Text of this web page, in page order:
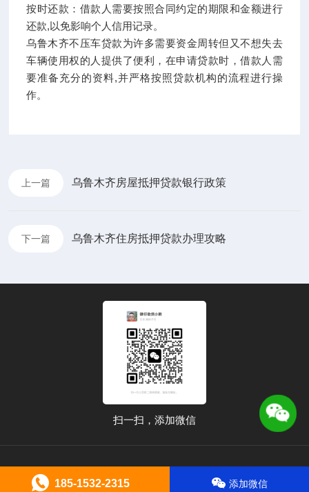
按时还款：借款人需要按照合同约定的期限和金额进行
还款,以免影响个人信用记录。
乌鲁木齐不压车贷款为许多需要资金周转但又不想失去
车辆使用权的人提供了便利，在申请贷款时，借款人需
要准备充分的资料,并严格按照贷款机构的流程进行操
作。
上一篇 乌鲁木齐房屋抵押贷款银行政策
下一篇 乌鲁木齐住房抵押贷款办理攻略
扫一扫，添加微信
185-1532-2315 添加微信